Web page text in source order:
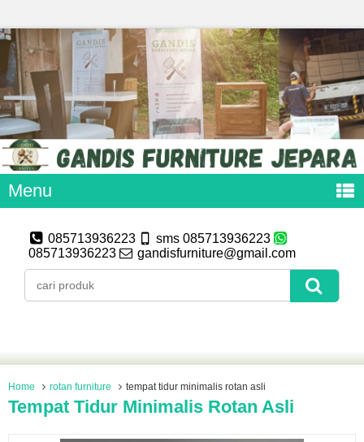
Menu
085713936223
sms 085713936223
085713936223
gandisfurniture@gmail.com
Home rotan furniture tempat tidur minimalis rotan asli
Tempat Tidur Minimalis Rotan Asli